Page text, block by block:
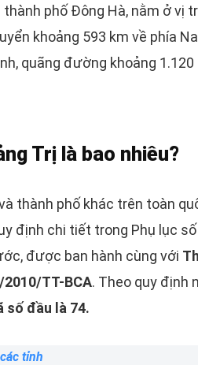
phố Đông Hà, nằm ở vị
khoảng 593 km về phía
quãng đường khoảng
Trị là bao nhiêu?
thành phố khác trên toàn
định chi tiết trong Phụ lục số
được ban hành cùng với
TT-BCA. Theo quy định
số đầu là 74.
tỉnh